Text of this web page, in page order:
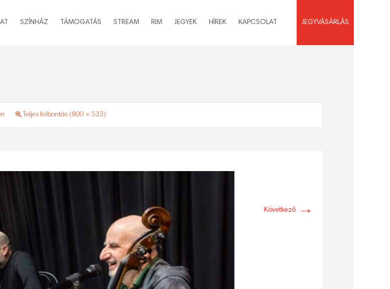
SZÍNHÁZ TÁMOGATÁS STREAM RIM JEGYEK HÍREK KAPCSOLAT JEGYVÁSÁRLÁS
Teljes felbontás (800 × 533)
Következő →